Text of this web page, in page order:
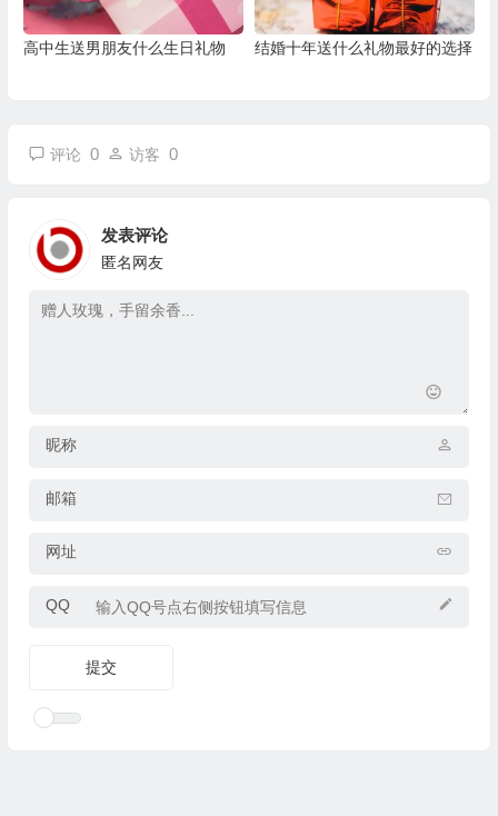
高中生送男朋友什么生日礼物 结婚十年送什么礼物最好的选择
评论 0 访客 0
发表评论
匿名网友
昵称
邮箱
网址
QQ